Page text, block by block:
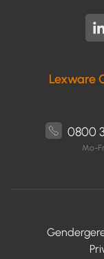
Lexware
0800
Mo-